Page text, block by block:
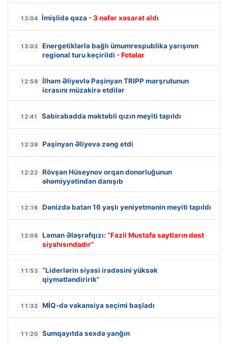
13:04 İmişlidə qəza - 3 nəfər xəsarət aldı
13:03
Energetiklərlə bağlı ümumrespublika yarışının
regional turu keçirildi - Fotolar
12:59
İlham Əliyevlə Paşinyan TRIPP marşrutunun
icrasını müzakirə etdilər
12:41 Sabirabadda məktəbli qızın meyiti tapıldı
12:39 Paşinyan Əliyevə zəng etdi
12:22
Rövşən Hüseynov orqan donorluğunun
əhəmiyyətindən danışıb
12:16 Dənizdə batan 16 yaşlı yeniyetmənin meyiti tapıldı
12:08 Ləman Ələşrəfqızı: “Fazil Mustafa saytların dost
siyahısındadır”
11:53
“Liderlərin siyasi iradəsini yüksək
qiymətləndiririk”
11:32 MİQ-də vakansiya seçimi başladı
11:20 Sumqayıtda sexdə yanğın